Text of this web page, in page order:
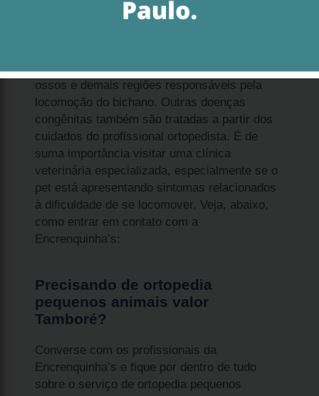
ossos e demais regiões responsáveis pela
locomoção do bichano. Outras doenças
congênitas também são tratadas a partir dos
cuidados do profissional ortopedista. É de
suma importância visitar uma clínica
veterinária especializada, especialmente se o
pet está apresentando sintomas relacionados
à dificuldade de se locomover. Veja, abaixo,
como entrar em contato com a
Encrenquinha’s:
Precisando de ortopedia
pequenos animais valor
Tamboré?
Converse com os profissionais da
Encrenquinha’s e fique por dentro de tudo
sobre o serviço de ortopedia pequenos